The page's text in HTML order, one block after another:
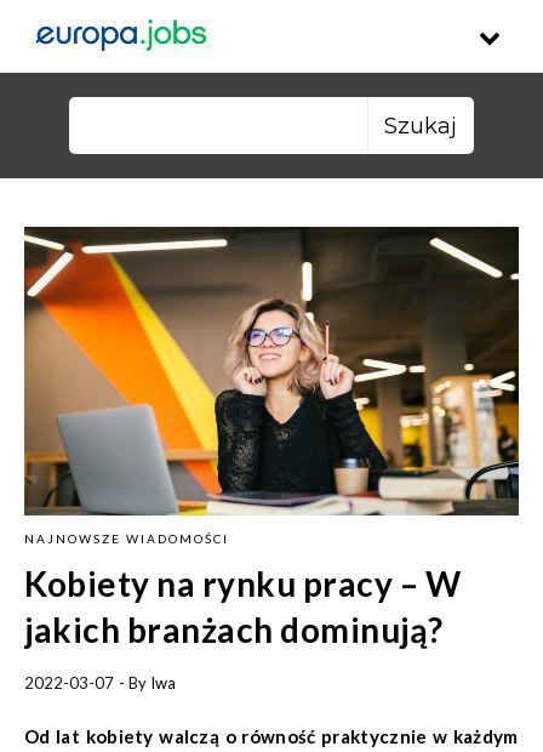
NAJNOWSZE WIADOMOŚCI
Kobiety na rynku pracy – W
jakich branżach dominują?
2022-03-07 - By Iwa
Od lat kobiety walczą o równość praktycznie w każdym